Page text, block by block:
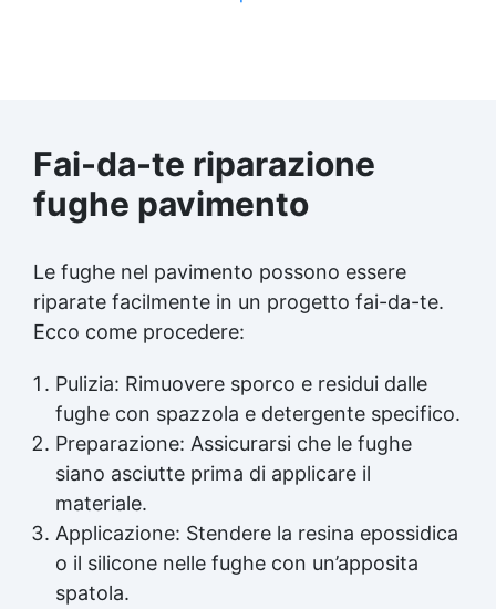
Fai-da-te riparazione
fughe pavimento
Le fughe nel pavimento possono essere
riparate facilmente in un progetto fai-da-te.
Ecco come procedere:
Pulizia: Rimuovere sporco e residui dalle
fughe con spazzola e detergente specifico.
Preparazione: Assicurarsi che le fughe
siano asciutte prima di applicare il
materiale.
Applicazione: Stendere la resina epossidica
o il silicone nelle fughe con un’apposita
spatola.